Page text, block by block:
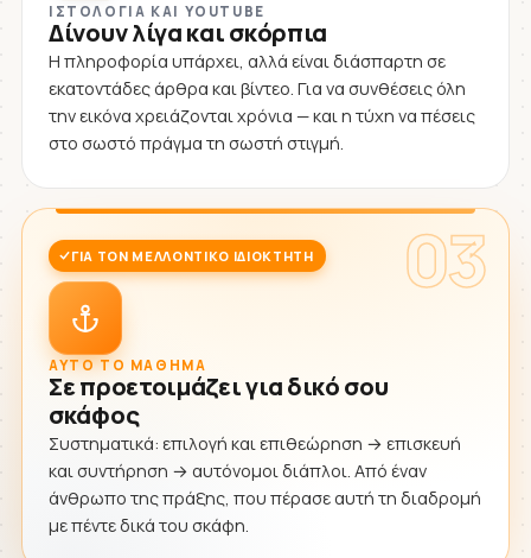
ΙΣΤΟΛΌΓΙΑ ΚΑΙ YOUTUBE
Δίνουν λίγα και σκόρπια
Η πληροφορία υπάρχει, αλλά είναι διάσπαρτη σε
εκατοντάδες άρθρα και βίντεο. Για να συνθέσεις όλη
την εικόνα χρειάζονται χρόνια — και η τύχη να πέσεις
στο σωστό πράγμα τη σωστή στιγμή.
03
ΓΙΑ ΤΟΝ ΜΕΛΛΟΝΤΙΚΌ ΙΔΙΟΚΤΉΤΗ
ΑΥΤΌ ΤΟ ΜΆΘΗΜΑ
Σε προετοιμάζει για δικό σου
σκάφος
Συστηματικά: επιλογή και επιθεώρηση → επισκευή
και συντήρηση → αυτόνομοι διάπλοι. Από έναν
άνθρωπο της πράξης, που πέρασε αυτή τη διαδρομή
με πέντε δικά του σκάφη.